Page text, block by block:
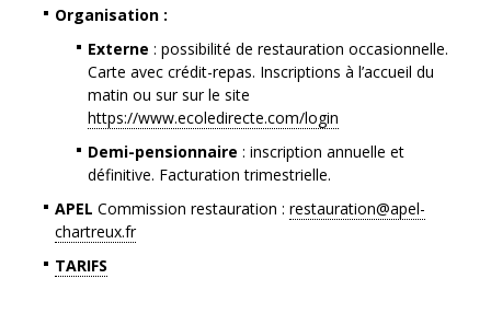
Organisation :
Externe : possibilité de restauration occasionnelle.
Carte avec crédit-repas. Inscriptions à l’accueil du
matin ou sur sur le site
https://www.ecoledirecte.com/login
Demi-pensionnaire : inscription annuelle et
définitive. Facturation trimestrielle.
APEL Commission restauration : restauration@apel-
chartreux.fr
TARIFS